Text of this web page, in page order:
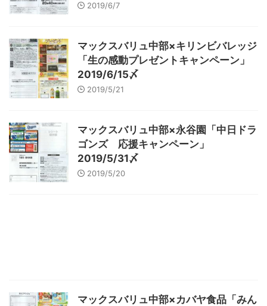
2019/6/7
マックスバリュ中部×キリンビバレッジ
「生の感動プレゼントキャンペーン」
2019/6/15〆
2019/5/21
マックスバリュ中部×永谷園「中日ドラ
ゴンズ 応援キャンペーン」
2019/5/31〆
2019/5/20
マックスバリュ中部×カバヤ食品「みん